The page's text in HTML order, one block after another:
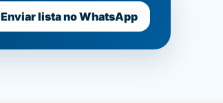
Enviar lista no WhatsApp